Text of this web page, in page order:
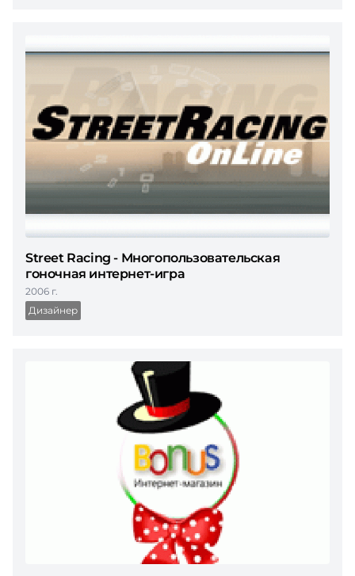
Street Racing - Многопользовательская
гоночная интернет-игра
2006 г.
Дизайнер